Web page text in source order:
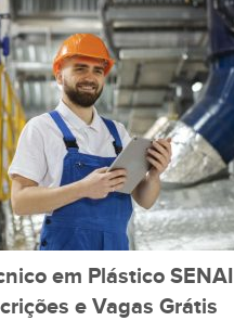
em Plástico SENAI
e Vagas Grátis